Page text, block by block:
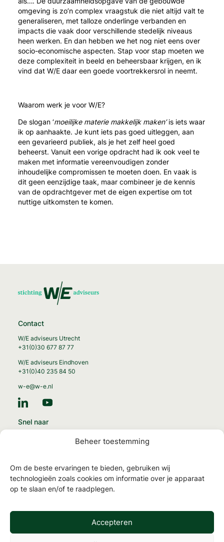
Beheer toestemming
Om de beste ervaringen te bieden, gebruiken wij
technologieën zoals cookies om informatie over je apparaat
op te slaan en/of te raadplegen.
Accepteren
omgeving is zo’n complex vraagstuk die niet altijd valt te
generaliseren, met talloze onderlinge verbanden en
impacts die vaak door verschillende stedelijk niveaus
heen werken. En dan hebben we het nog niet eens over
socio-economische aspecten. Stap voor stap moeten we
deze complexiteit in beeld en beheersbaar krijgen, en ik
vind dat W/E daar een goede voortrekkersrol in neemt.
Waarom werk je voor W/E?
De slogan ‘moeilijke materie makkelijk maken’is iets waar
ik op aanhaakte. Je kunt iets pas goed uitleggen, aan
een gevarieerd publiek, als je het zelf heel goed
beheerst. Vanuit een vorige opdracht had ik ook veel te
maken met informatie vereenvoudigen zonder
inhoudelijke compromissen te moeten doen. En vaak is
dit geen eenzijdige taak, maar combineer je de kennis
van de opdrachtgever met de eigen expertise om tot
nuttige uitkomsten te komen.
Contact
W/E adviseurs Utrecht
+31(0)30 677 87 77
W/E adviseurs Eindhoven
+31(0)40 235 84 50
w-e@w-e.nl
Snel naar
MilieuPrestatie Gebouwen
NTA 8800 en energielabels